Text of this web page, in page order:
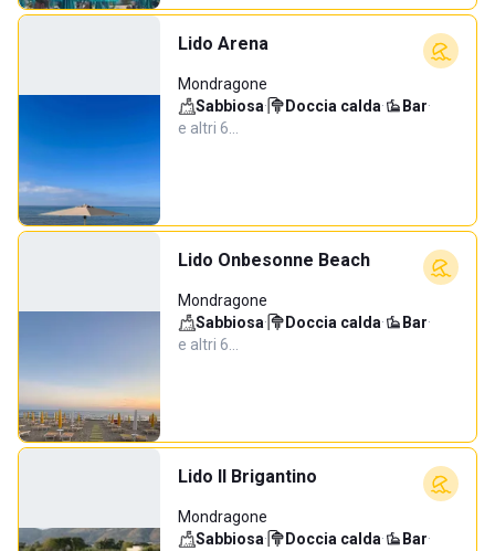
Lido Arena
Mondragone
Sabbiosa· Doccia calda· Bar·
e altri 6…
Lido Onbesonne Beach
Mondragone
Sabbiosa· Doccia calda· Bar·
e altri 6…
Lido Il Brigantino
Mondragone
Sabbiosa· Doccia calda· Bar·